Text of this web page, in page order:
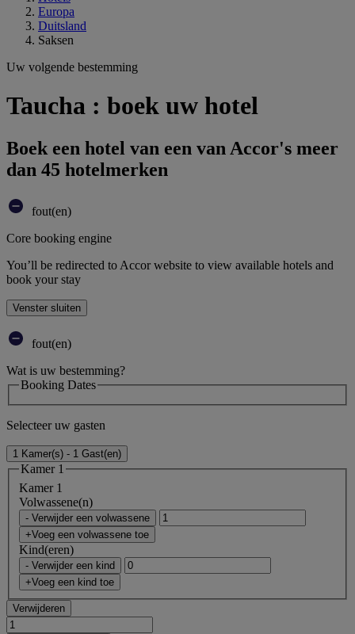
Europa
Duitsland
Saksen
Uw volgende bestemming
Taucha : boek uw hotel
Boek een hotel van een van Accor's meer
dan 45 hotelmerken
fout(en)
Core booking engine
You’ll be redirected to Accor website to view available hotels and
book your stay
Venster sluiten
fout(en)
Wat is uw bestemming?
Booking Dates
Selecteer uw gasten
1 Kamer(s) - 1 Gast(en)
Kamer 1
Kamer 1
Volwassene(n)
- Verwijder een volwassene
+Voeg een volwassene toe
Kind(eren)
- Verwijder een kind
+Voeg een kind toe
Verwijderen